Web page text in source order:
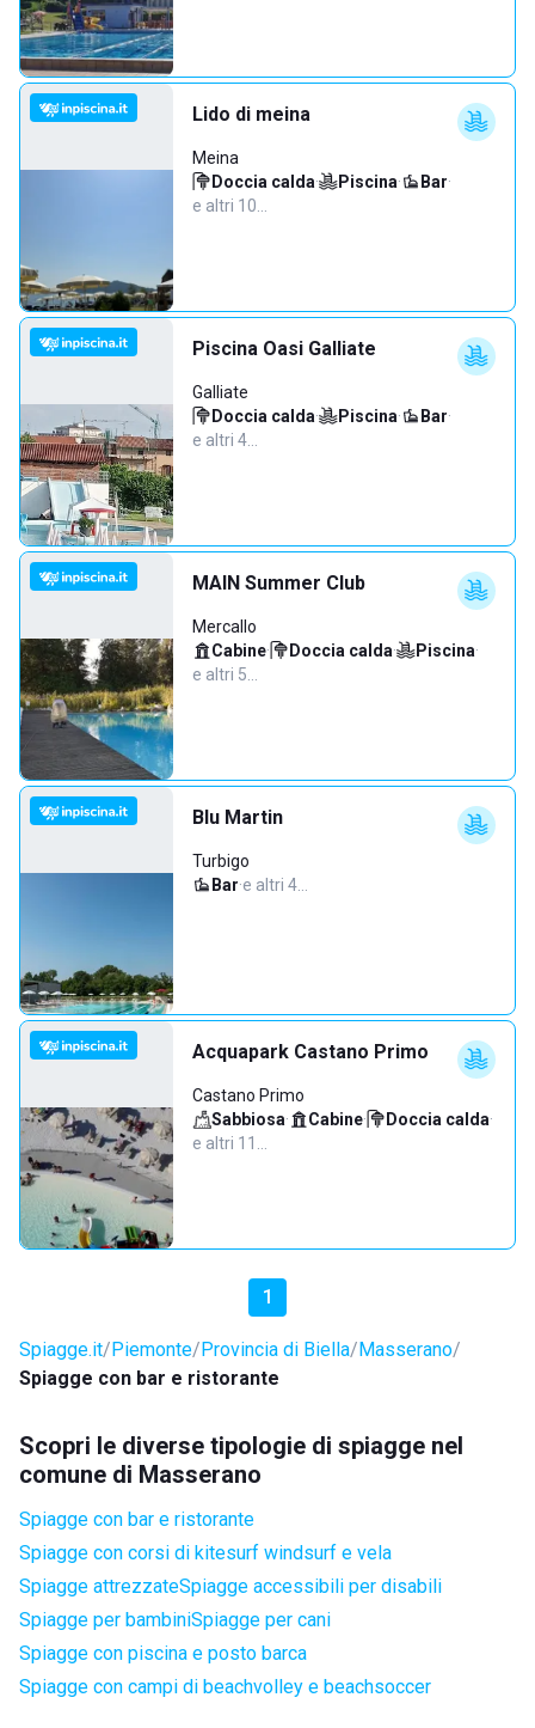
Lido di meina
Meina
Doccia calda· Piscina· Bar·
e altri 10…
Piscina Oasi Galliate
Galliate
Doccia calda· Piscina· Bar·
e altri 4…
MAIN Summer Club
Mercallo
Cabine· Doccia calda· Piscina·
e altri 5…
Blu Martin
Turbigo
Bar·e altri 4…
Acquapark Castano Primo
Castano Primo
Sabbiosa· Cabine· Doccia calda·
e altri 11…
1
Spiagge.it Piemonte Provincia di Biella Masserano
Spiagge con bar e ristorante
Scopri le diverse tipologie di spiagge nel
comune di Masserano
Spiagge con bar e ristorante
Spiagge con corsi di kitesurf windsurf e vela
Spiagge attrezzateSpiagge accessibili per disabili
Spiagge per bambiniSpiagge per cani
Spiagge con piscina e posto barca
Spiagge con campi di beachvolley e beachsoccer